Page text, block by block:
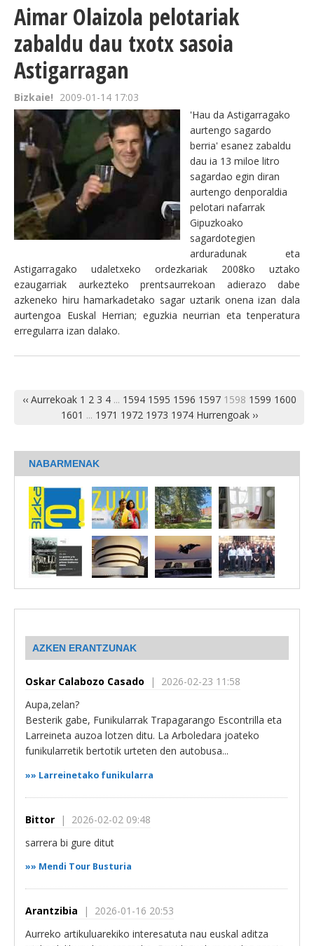
Aimar Olaizola pelotariak
zabaldu dau txotx sasoia
Astigarragan
Bizkaie! 2009-01-14 17:03
'Hau da Astigarragako
aurtengo sagardo
berria' esanez zabaldu
dau ia 13 miloe litro
sagardao egin diran
aurtengo denporaldia
pelotari nafarrak
Gipuzkoako
sagardotegien
arduradunak eta
Astigarragako udaletxeko ordezkariak 2008ko uztako
ezaugarriak aurkezteko prentsaurrekoan adierazo dabe
azkeneko hiru hamarkadetako sagar uztarik onena izan dala
aurtengoa Euskal Herrian; eguzkia neurrian eta tenperatura
erregularra izan dalako.
‹‹ Aurrekoak 1 2 3 4... 1594 1595 1596 1597 1598 1599 1600
1601 ... 1971 1972 1973 1974 Hurrengoak ››
NABARMENAK
AZKEN ERANTZUNAK
Oskar Calabozo Casado | 2026-02-23 11:58
Aupa,zelan?
Besterik gabe, Funikularrak Trapagarango Escontrilla eta
Larreineta auzoa lotzen ditu. La Arboledara joateko
funikularretik bertotik urteten den autobusa...
»» Larreinetako funikularra
Bittor | 2026-02-02 09:48
sarrera bi gure ditut
»» Mendi Tour Busturia
Arantzibia
| 2026-01-16 20:53
Aurreko artikuluarekiko interesatuta nau euskal aditza